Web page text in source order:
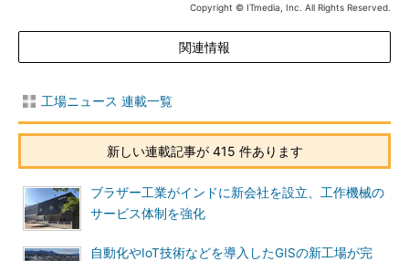
Copyright © ITmedia, Inc. All Rights Reserved.
関連情報
工場ニュース 連載一覧
新しい連載記事が 415 件あります
ブラザー工業がインドに新会社を設立、工作機械の
サービス体制を強化
自動化やIoT技術などを導入したGISの新工場が完